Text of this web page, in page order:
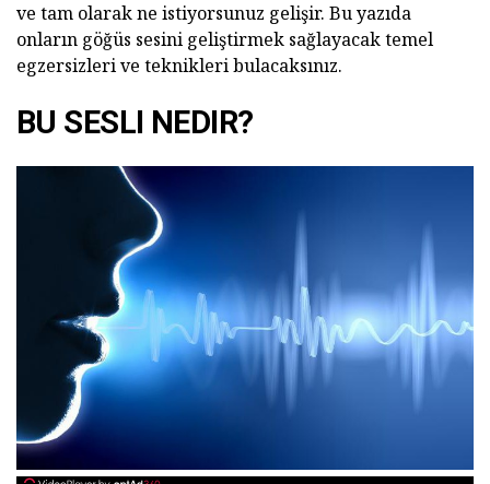
ve tam olarak ne istiyorsunuz gelişir. Bu yazıda
onların göğüs sesini geliştirmek sağlayacak temel
egzersizleri ve teknikleri bulacaksınız.
BU SESLI NEDIR?